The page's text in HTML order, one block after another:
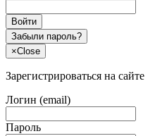
Войти
Забыли пароль?
×Close
Зарегистрироваться на сайте
Логин (email)
Пароль